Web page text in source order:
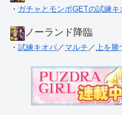
・ ガチャとモンポGETの試練キ
ノーランド降臨
・ 試練キオパ ／マルチ ／ 上を